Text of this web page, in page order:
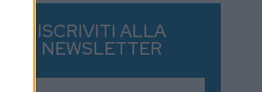
ISCRIVITI ALLA
NEWSLETTER